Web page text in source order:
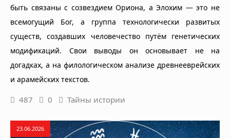
быть связаны с созвездием Ориона, а Элохим — это не
всемогущий Бог, а группа технологически развитых
существ, создавших человечество путём генетических
модификаций. Свои выводы он основывает не на
догадках, а на филологическом анализе древнееврейских
и арамейских текстов.
487 0 Тайны истории
23.06.2026